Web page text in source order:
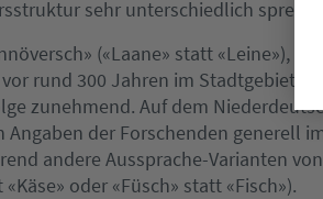
sehr unterschiedlich
(«Laane» statt «Leine»),
rund 300 Jahren im Stadtgebiet
zunehmend. Auf dem
Angaben der Forschenden generell
andere Aussprache-Varianten
oder «Füsch» statt «Fisch»).